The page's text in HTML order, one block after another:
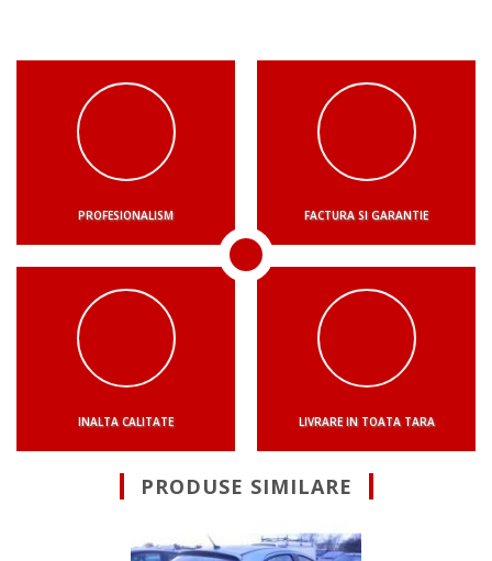
PROFESIONALISM FACTURA SI GARANTIE
INALTA CALITATE LIVRARE IN TOATA TARA
PRODUSE SIMILARE
Suna pentru Oferta!